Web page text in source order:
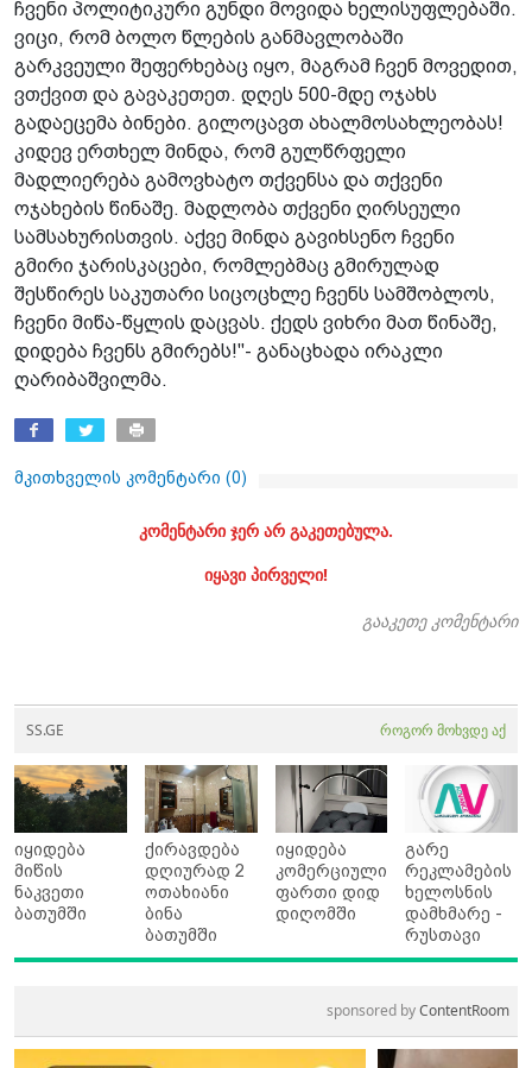
ჩვენი პოლიტიკური გუნდი მოვიდა ხელისუფლებაში.
ვიცი, რომ ბოლო წლების განმავლობაში
გარკვეული შეფერხებაც იყო, მაგრამ ჩვენ მოვედით,
ვთქვით და გავაკეთეთ. დღეს 500-მდე ოჯახს
გადაეცემა ბინები. გილოცავთ ახალმოსახლეობას!
კიდევ ერთხელ მინდა, რომ გულწრფელი
მადლიერება გამოვხატო თქვენსა და თქვენი
ოჯახების წინაშე. მადლობა თქვენი ღირსეული
სამსახურისთვის. აქვე მინდა გავიხსენო ჩვენი
გმირი ჯარისკაცები, რომლებმაც გმირულად
შესწირეს საკუთარი სიცოცხლე ჩვენს სამშობლოს,
ჩვენი მიწა-წყლის დაცვას. ქედს ვიხრი მათ წინაშე,
დიდება ჩვენს გმირებს!"- განაცხადა ირაკლი
ღარიბაშვილმა.
მკითხველის კომენტარი (0)
კომენტარი ჯერ არ გაკეთებულა.
იყავი პირველი!
გააკეთე კომენტარი
SS.GE როგორ მოხვდე აქ
იყიდება
მიწის
ნაკვეთი
ბათუმში
ქირავდება
დღიურად 2
ოთახიანი
ბინა
ბათუმში
იყიდება
კომერციული
ფართი დიდ
დიღომში
გარე
რეკლამების
ხელოსნის
დამხმარე -
რუსთავი
sponsored byContentRoom